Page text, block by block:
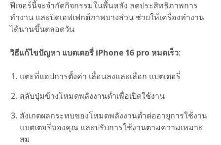
ฟีเจอร์นี้จะจำกัดกิจกรรมในพื้นหลัง ลดประสิทธิภาพการ
ทำงาน และปิดเอฟเฟกต์ภาพบางส่วน ช่วยให้เครื่องทำงาน
ได้นานขึ้นตลอดวัน
วิธีแก้ไขปัญหา แบตเตอรี่ iPhone 16 pro หมดเร็ว:
แตะที่แอปการตั้งค่า เลื่อนลงและเลือก แบตเตอรี่
สลับปุ่มข้างโหมดพลังงานต่ำเพื่อเปิดใช้งาน
สังเกตผลกระทบของโหมดพลังงานต่ำต่ออายุการใช้งาน
แบตเตอรี่ของคุณ และปรับการใช้งานตามความเหมาะ
สม